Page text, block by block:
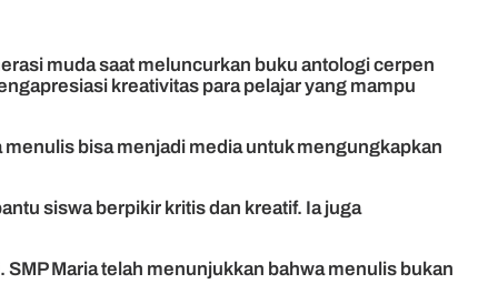
muda saat meluncurkan buku antologi cerpen
kreativitas para pelajar yang mampu
bisa menjadi media untuk mengungkapkan
siswa berpikir kritis dan kreatif. Ia juga
Maria telah menunjukkan bahwa menulis bukan